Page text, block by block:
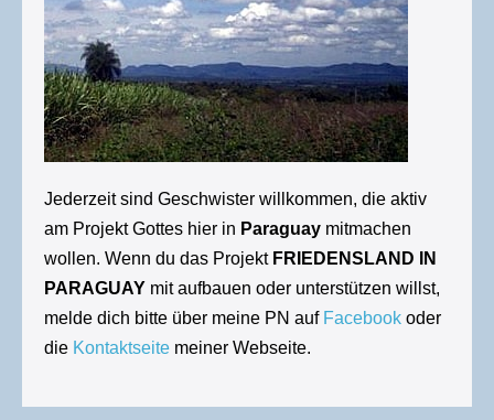
Jederzeit sind Geschwister willkommen, die aktiv
am Projekt Gottes hier in Paraguay mitmachen
wollen. Wenn du das Projekt FRIEDENSLAND IN
PARAGUAY mit aufbauen oder unterstützen willst,
melde dich bitte über meine PN auf Facebook oder
die Kontaktseite meiner Webseite.